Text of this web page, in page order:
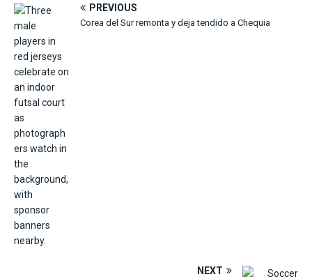
PREVIOUS
Corea del Sur remonta y deja tendido a Chequia
NEXT